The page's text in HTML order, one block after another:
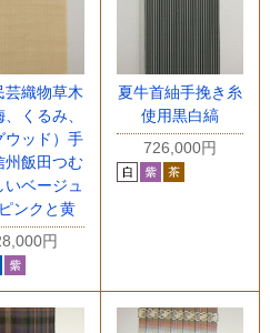
芸織物草木
くるみ、
ウッド）手
飯田つむ
いベージュ
ンクと黄
円
夏牛首紬手挽き糸
使用黒白縞
726,000円